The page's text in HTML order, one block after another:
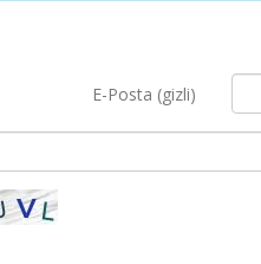
E-Posta (gizli)